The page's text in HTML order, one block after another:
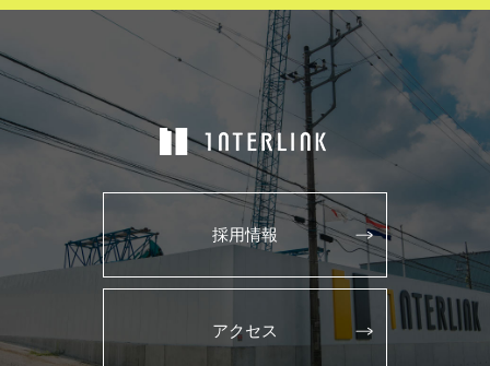
採用情報
アクセス